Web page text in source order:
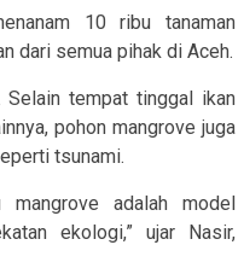
10 ribu tanaman
dari semua pihak di Aceh.
Selain tempat tinggal ikan
pohon mangrove juga
tsunami.
adalah model
ekologi,” ujar Nasir,